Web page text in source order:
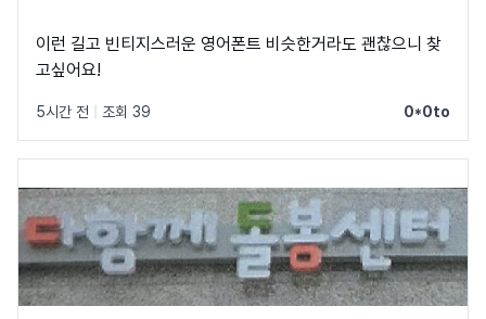
이런 길고 빈티지스러운 영어폰트 비슷한거라도 괜찮으니 찾
고싶어요!
5시간 전 조회 39 0*0to